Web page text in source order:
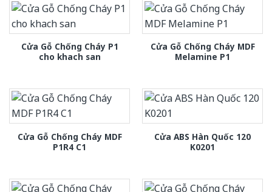
Cửa Gỗ Chống Cháy P1
cho khach san
Cửa Gỗ Chống Cháy MDF
Melamine P1
Cửa Gỗ Chống Cháy MDF
P1R4 C1
Cửa ABS Hàn Quốc 120
K0201